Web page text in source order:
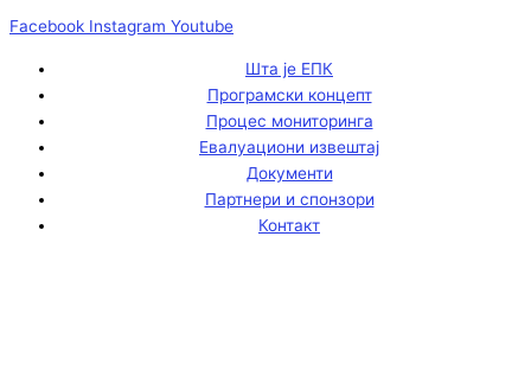
Facebook Instagram Youtube
Шта је ЕПК
Програмски концепт
Процес мониторинга
Евалуациони извештај
Документи
Партнери и спонзори
Контакт